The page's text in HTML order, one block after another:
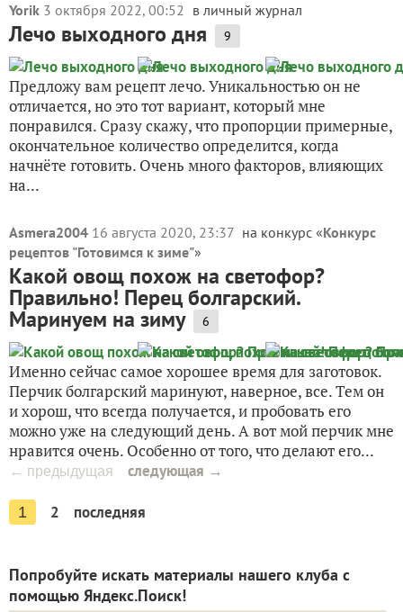
Yorik 3 октября 2022, 00:52 в личный журнал
Лечо выходного дня 9
Предложу вам рецепт лечо. Уникальностью он не
отличается, но это тот вариант, который мне
понравился. Сразу скажу, что пропорции примерные,
окончательное количество определится, когда
начнёте готовить. Очень много факторов, влияющих
на...
Asmera2004 16 августа 2020, 23:37 на конкурс «Конкурс
рецептов "Готовимся к зиме"»
Какой овощ похож на светофор?
Правильно! Перец болгарский.
Маринуем на зиму 6
Именно сейчас самое хорошее время для заготовок.
Перчик болгарский маринуют, наверное, все. Тем он
и хорош, что всегда получается, и пробовать его
можно уже на следующий день. А вот мой перчик мне
нравится очень. Особенно от того, что делают его...
← предыдущая следующая →
1 2 последняя
Попробуйте искать материалы нашего клуба с
помощью Яндекс.Поиск!